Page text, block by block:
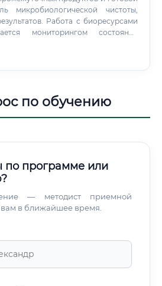
микробиологической чистоты,
Работа с биоресурсами
мониторингом состояния
оценкой экологического
по обучению
по программе или
— методист приемной
вам в ближайшее время.